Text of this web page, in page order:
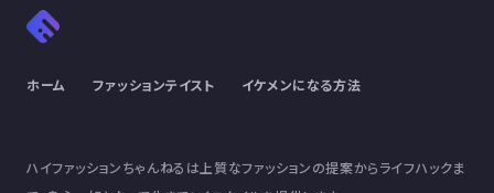
ホーム ファッションテイスト イケメンになる方法
ハイファッションちゃんねるは上質なファッションの提案からライフハックま